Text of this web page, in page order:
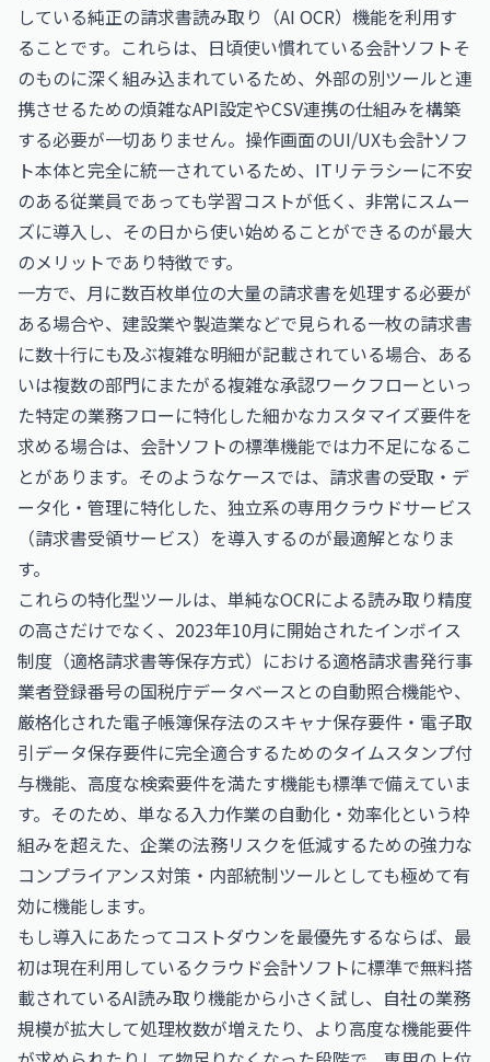
している純正の請求書読み取り（AI OCR）機能を利用す
ることです。これらは、日頃使い慣れている会計ソフトそ
のものに深く組み込まれているため、外部の別ツールと連
携させるための煩雑なAPI設定やCSV連携の仕組みを構築
する必要が一切ありません。操作画面のUI/UXも会計ソフ
ト本体と完全に統一されているため、ITリテラシーに不安
のある従業員であっても学習コストが低く、非常にスムー
ズに導入し、その日から使い始めることができるのが最大
のメリットであり特徴です。
一方で、月に数百枚単位の大量の請求書を処理する必要が
ある場合や、建設業や製造業などで見られる一枚の請求書
に数十行にも及ぶ複雑な明細が記載されている場合、ある
いは複数の部門にまたがる複雑な承認ワークフローといっ
た特定の業務フローに特化した細かなカスタマイズ要件を
求める場合は、会計ソフトの標準機能では力不足になるこ
とがあります。そのようなケースでは、請求書の受取・デ
ータ化・管理に特化した、独立系の専用クラウドサービス
（請求書受領サービス）を導入するのが最適解となりま
す。
これらの特化型ツールは、単純なOCRによる読み取り精度
の高さだけでなく、2023年10月に開始されたインボイス
制度（適格請求書等保存方式）における適格請求書発行事
業者登録番号の国税庁データベースとの自動照合機能や、
厳格化された電子帳簿保存法のスキャナ保存要件・電子取
引データ保存要件に完全適合するためのタイムスタンプ付
与機能、高度な検索要件を満たす機能も標準で備えていま
す。そのため、単なる入力作業の自動化・効率化という枠
組みを超えた、企業の法務リスクを低減するための強力な
コンプライアンス対策・内部統制ツールとしても極めて有
効に機能します。
もし導入にあたってコストダウンを最優先するならば、最
初は現在利用しているクラウド会計ソフトに標準で無料搭
載されているAI読み取り機能から小さく試し、自社の業務
規模が拡大して処理枚数が増えたり、より高度な機能要件